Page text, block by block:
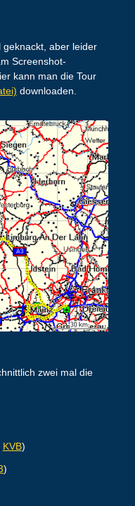
geknackt, aber leider
Screenshot-
kann man die Tour
downloaden.
zwei mal die
KVB)
)